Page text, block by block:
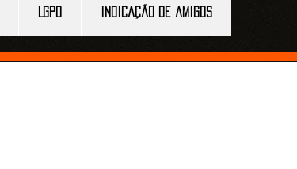
LGPD Indicação de amigos